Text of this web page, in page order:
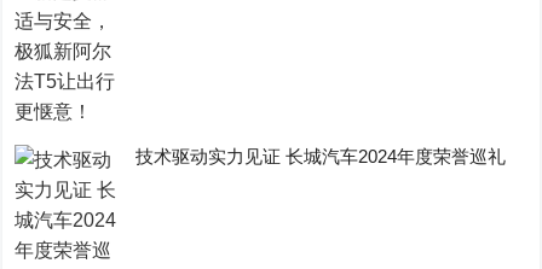
技术驱动实力见证 长城汽车2024年度荣誉巡礼